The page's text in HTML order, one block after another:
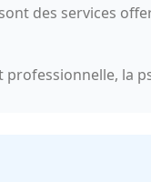
des services
la